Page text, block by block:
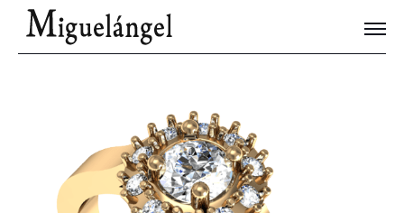
Joyas Únicas
Blog
Contacto